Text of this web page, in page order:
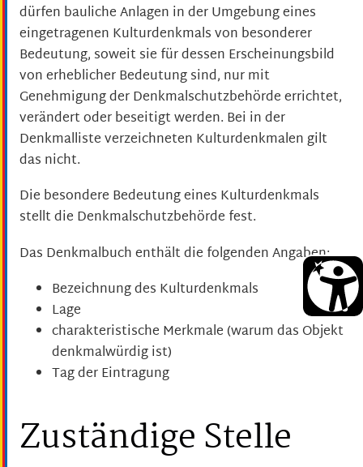
dürfen bauliche Anlagen in der Umgebung eines
eingetragenen Kulturdenkmals von besonderer
Bedeutung, soweit sie für dessen Erscheinungsbild
von erheblicher Bedeutung sind, nur mit
Genehmigung der Denkmalschutzbehörde errichtet,
verändert oder beseitigt werden. Bei in der
Denkmalliste verzeichneten Kulturdenkmalen gilt
das nicht.
Die besondere Bedeutung eines Kulturdenkmals
stellt die Denkmalschutzbehörde fest.
Das Denkmalbuch enthält die folgenden Angaben:
Bezeichnung des Kulturdenkmals
Lage
charakteristische Merkmale (warum das Objekt
denkmalwürdig ist)
Tag der Eintragung
Zuständige Stelle